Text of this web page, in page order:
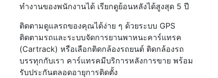
ทำงานของพนักงานได้ เรียกดูย้อนหลังได้สูงสุด 5 ปี
ติดตามดูแลรถของคุณได้ง่าย ๆ ด้วยระบบ GPS
ติดตามรถและระบบจัดการยานพาหนะคาร์แทรค
(Cartrack) หรือเลือกติดกล้องรถยนต์ ติดกล้องรถ
บรรทุกกับเรา คาร์แทรคมีบริการหลังการขาย พร้อม
รับประกันตลอดอายุการติดตั้ง